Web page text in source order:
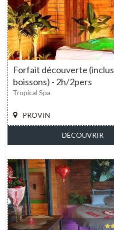
Forfait découverte (inclus
boissons) - 2h/2pers
PROVIN
Tropical Spa
DÉCOUVRIR